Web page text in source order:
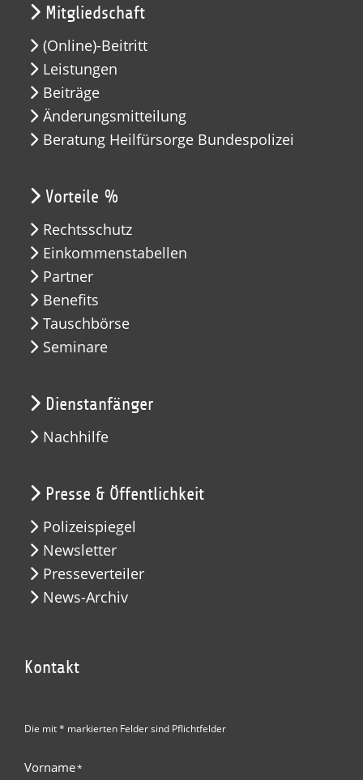
Mitgliedschaft
(Online)-Beitritt
Leistungen
Beiträge
Änderungsmitteilung
Beratung Heilfürsorge Bundespolizei
Vorteile %
Rechtsschutz
Einkommenstabellen
Partner
Benefits
Tauschbörse
Seminare
Dienstanfänger
Nachhilfe
Presse & Öffentlichkeit
Polizeispiegel
Newsletter
Presseverteiler
News-Archiv
Kontakt
Die mit * markierten Felder sind Pflichtfelder
Vorname*